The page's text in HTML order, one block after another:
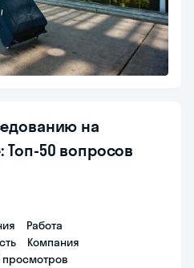
на
Топ-50 вопросов
работа
компания
просмотров